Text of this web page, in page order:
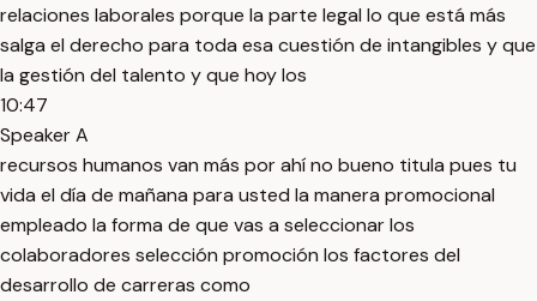
relaciones laborales porque la parte legal lo que está más
salga el derecho para toda esa cuestión de intangibles y que
la gestión del talento y que hoy los
10:47
Speaker A
recursos humanos van más por ahí no bueno titula pues tu
vida el día de mañana para usted la manera promocional
empleado la forma de que vas a seleccionar los
colaboradores selección promoción los factores del
desarrollo de carreras como